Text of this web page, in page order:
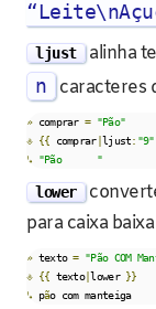
ljust alinha
n caracteres
» comprar = "Pão"
⎀ {{ comprar|ljust: "9"
↳ "Pão      "
lower
para caixa
» texto = "Pão COM
⎀ {{ texto|lower }}
↳ pão com manteiga